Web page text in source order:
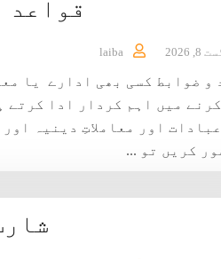
قواعد
2026
laiba
و ضوابط کسی بھی ادارے یا
میں اہم کردار ادا کرتے
اور معاملاتِ دینیہ
کریں تو ...